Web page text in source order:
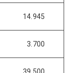
14.945
3.700